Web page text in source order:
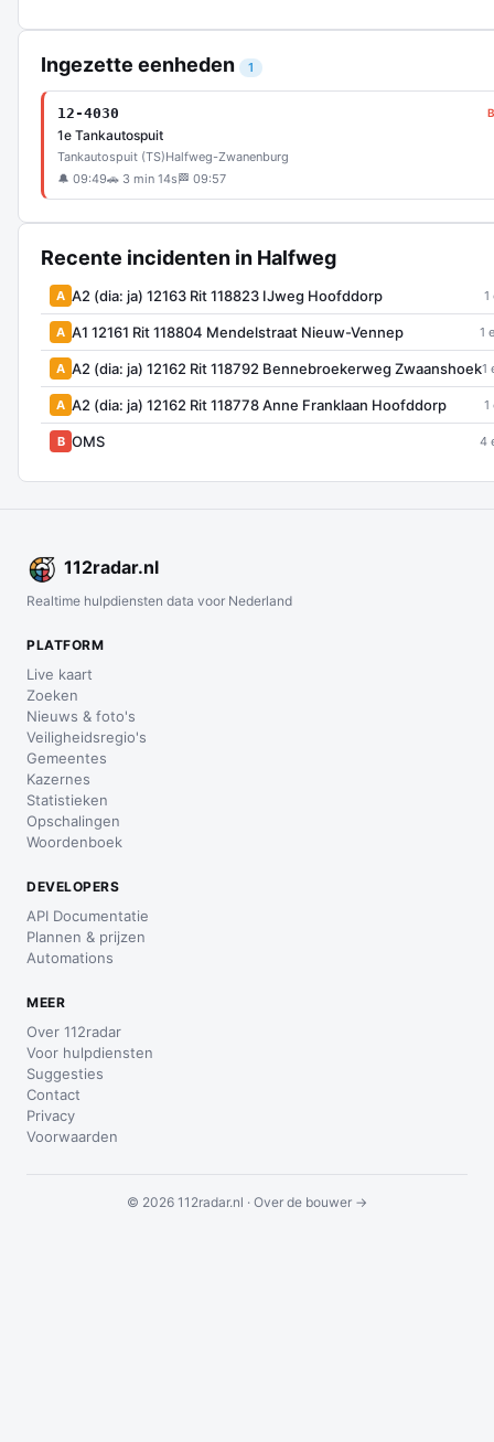
Ingezette eenheden 1
12-4030
1e Tankautospuit
Tankautospuit (TS)Halfweg-Zwanenburg
🔔 09:49🚗 3 min 14s 🏁 09:57
Recente incidenten in Halfweg
A A2 (dia: ja) 12163 Rit 118823 IJweg Hoofddorp 1
A A1 12161 Rit 118804 Mendelstraat Nieuw-Vennep 1
A A2 (dia: ja) 12162 Rit 118792 Bennebroekerweg Zwaanshoek1
A A2 (dia: ja) 12162 Rit 118778 Anne Franklaan Hoofddorp 1
B OMS 4
112radar.nl
Realtime hulpdiensten data voor Nederland
PLATFORM
Live kaart
Zoeken
Nieuws & foto's
Veiligheidsregio's
Gemeentes
Kazernes
Statistieken
Opschalingen
Woordenboek
DEVELOPERS
API Documentatie
Plannen & prijzen
Automations
MEER
Over 112radar
Voor hulpdiensten
Suggesties
Contact
Privacy
Voorwaarden
© 2026 112radar.nl · Over de bouwer →